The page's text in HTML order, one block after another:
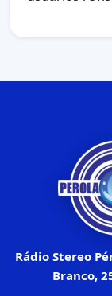
Rádio Stereo
Branco,